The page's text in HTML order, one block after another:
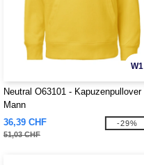
W1
Neutral O63101 - Kapuzenpullover
Mann
36,39 CHF
51,03 CHF
-29%